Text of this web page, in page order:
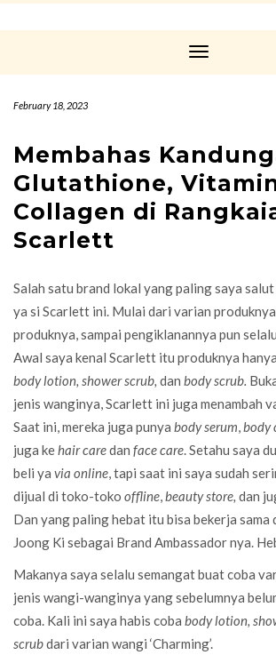
Toggle
February 18, 2023
Membahas
Glutathione,
Collagen di
Scarlett
Salah satu brand lokal yang paling saya
ya si Scarlett ini. Mulai dari varian
produknya, sampai pengiklanannya pun
Awal saya kenal Scarlett itu produknya
body lotion, shower scrub, dan body scrub.
jenis wanginya, Scarlett ini juga menambah
Saat ini, mereka juga punya body serum,body
juga kehair caredan face care. Setahu saya
beli ya via online, tapi saat ini saya sudah
dijual di toko-toko offline,beauty store, dan
Dan yang paling hebat itu bisa bekerja sama
Joong Ki sebagai Brand Ambassador nya.
Makanya saya selalu semangat buat coba
jenis wangi-wanginya yang sebelumnya
coba. Kali ini saya habis coba body lotion,
scrubdari varian wangi ‘Charming’.